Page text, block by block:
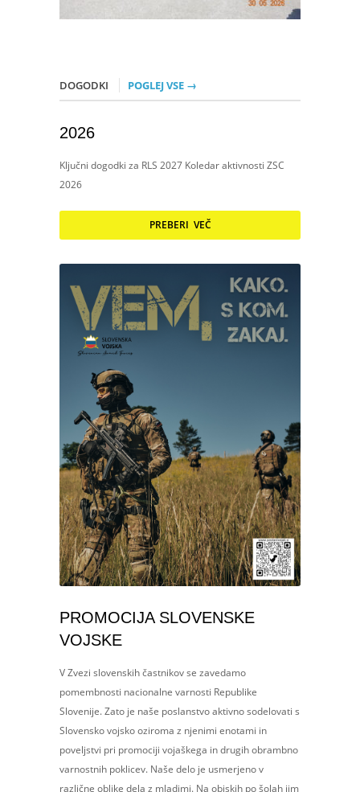
DOGODKI POGLEJ VSE →
2026
Ključni dogodki za RLS 2027 Koledar aktivnosti ZSC
2026
PREBERI VEČ
PROMOCIJA SLOVENSKE
VOJSKE
V Zvezi slovenskih častnikov se zavedamo
pomembnosti nacionalne varnosti Republike
Slovenije. Zato je naše poslanstvo aktivno sodelovati s
Slovensko vojsko oziroma z njenimi enotami in
poveljstvi pri promociji vojaškega in drugih obrambno
varnostnih poklicev. Naše delo je usmerjeno v
različne oblike dela z mladimi. Na obiskih po šolah jim